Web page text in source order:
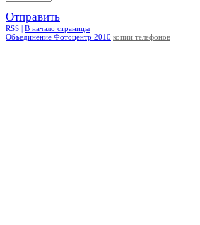
Отправить
RSS | В начало страницы
Объединение Фотоцентр 2010 копии телефонов